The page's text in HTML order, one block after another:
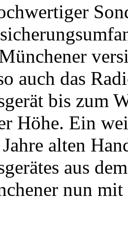
auch das
bis zum
Höhe. Ein
alten
aus
nun